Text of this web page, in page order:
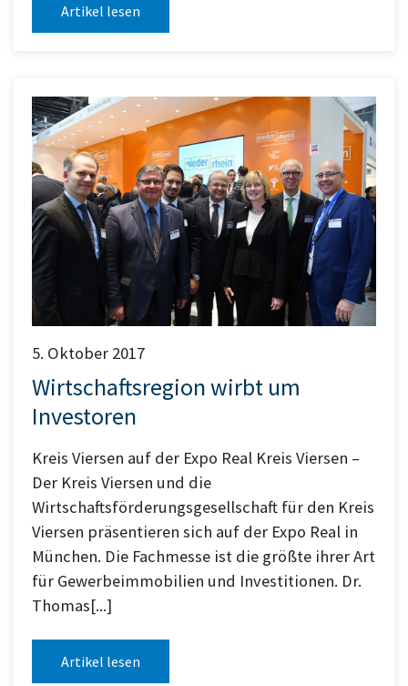
Artikel lesen
5. Oktober 2017
Wirtschaftsregion wirbt um
Investoren
Kreis Viersen auf der Expo Real Kreis Viersen –
Der Kreis Viersen und die
Wirtschaftsförderungsgesellschaft für den Kreis
Viersen präsentieren sich auf der Expo Real in
München. Die Fachmesse ist die größte ihrer Art
für Gewerbeimmobilien und Investitionen. Dr.
Thomas[...]
Artikel lesen